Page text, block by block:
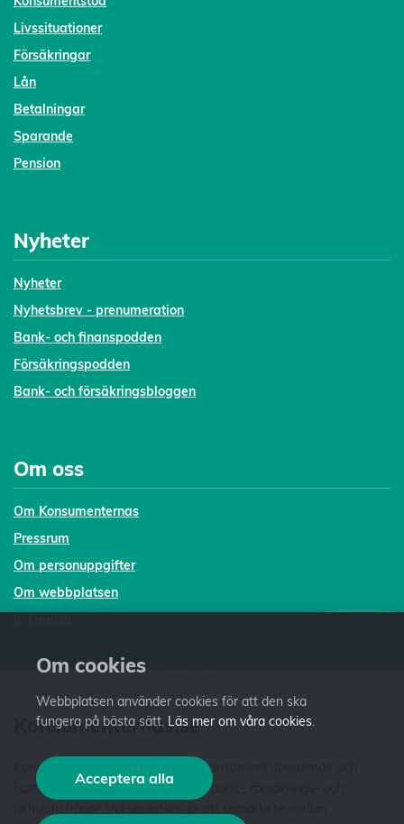
Livssituationer
Försäkringar
Lån
Betalningar
Sparande
Pension
Nyheter
Nyheter
Nyhetsbrev - prenumeration
Bank- och finanspodden
Försäkringspodden
Bank- och försäkringsbloggen
Om oss
Om Konsumenternas
Pressrum
Om personuppgifter
Om webbplatsen
Konsumenternas.se
Konsumenternas.se ger dig som konsument oberoende och
kostnadsfri fakta och vägledning i bank-, försäkrings- och
Om cookies
Webbplatsen använder cookies för att den ska
fungera på bästa sätt. Läs mer om våra cookies.
Acceptera alla